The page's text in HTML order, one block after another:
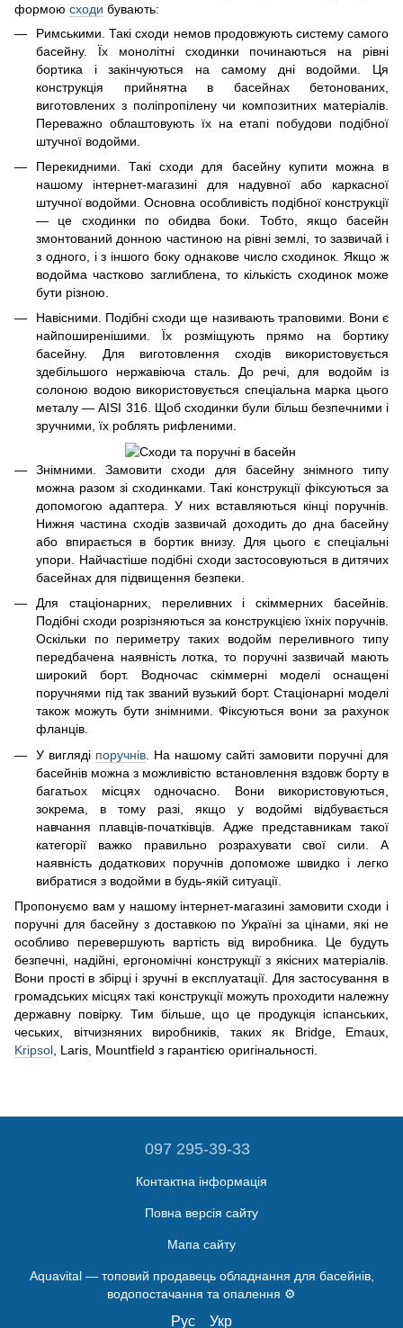
формою сходи бувають:
Римськими. Такі сходи немов продовжують систему самого
басейну. Їх монолітні сходинки починаються на рівні
бортика і закінчуються на самому дні водойми. Ця
конструкція прийнятна в басейнах бетонованих,
виготовлених з поліпропілену чи композитних матеріалів.
Переважно облаштовують їх на етапі побудови подібної
штучної водойми.
Перекидними. Такі сходи для басейну купити можна в
нашому інтернет-магазині для надувної або каркасної
штучної водойми. Основна особливість подібної конструкції
— це сходинки по обидва боки. Тобто, якщо басейн
змонтований донною частиною на рівні землі, то зазвичай і
з одного, і з іншого боку однакове число сходинок. Якщо ж
водойма частково заглиблена, то кількість сходинок може
бути різною.
Навісними. Подібні сходи ще називають траповими. Вони є
найпоширенішими. Їх розміщують прямо на бортику
басейну. Для виготовлення сходів використовується
здебільшого нержавіюча сталь. До речі, для водойм із
солоною водою використовується спеціальна марка цього
металу — AISI 316. Щоб сходинки були більш безпечними і
зручними, їх роблять рифленими.
Знімними. Замовити сходи для басейну знімного типу
можна разом зі сходинками. Такі конструкції фіксуються за
допомогою адаптера. У них вставляються кінці поручнів.
Нижня частина сходів зазвичай доходить до дна басейну
або впирається в бортик внизу. Для цього є спеціальні
упори. Найчастіше подібні сходи застосовуються в дитячих
басейнах для підвищення безпеки.
Для стаціонарних, переливних і скіммерних басейнів.
Подібні сходи розрізняються за конструкцією їхніх поручнів.
Оскільки по периметру таких водойм переливного типу
передбачена наявність лотка, то поручні зазвичай мають
широкий борт. Водночас скіммерні моделі оснащені
поручнями під так званий вузький борт. Стаціонарні моделі
також можуть бути знімними. Фіксуються вони за рахунок
фланців.
У вигляді поручнів . На нашому сайті замовити поручні для
басейнів можна з можливістю встановлення вздовж борту в
багатьох місцях одночасно. Вони використовуються,
зокрема, в тому разі, якщо у водоймі відбувається
навчання плавців-початківців. Адже представникам такої
категорії важко правильно розрахувати свої сили. А
наявність додаткових поручнів допоможе швидко і легко
вибратися з водойми в будь-якій ситуації.
Пропонуємо вам у нашому інтернет-магазині замовити сходи і
поручні для басейну з доставкою по Україні за цінами, які не
особливо перевершують вартість від виробника. Це будуть
безпечні, надійні, ергономічні конструкції з якісних матеріалів.
Вони прості в збірці і зручні в експлуатації. Для застосування в
громадських місцях такі конструкції можуть проходити належну
державну повірку. Тим більше, що це продукція іспанських,
чеських, вітчизняних виробників, таких як Bridge, Emaux,
Kripsol , Laris, Mountfield з гарантією оригінальності.
097 295-39-33
Контактна інформація
Повна версія сайту
Мапа сайту
Aquavital — топовий продавець обладнання для басейнів,
водопостачання та опалення ⚙️
Рус Укр